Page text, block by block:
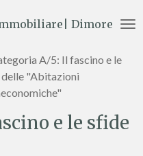
Dimore e
A/5: Il fascino e le
"Abitazioni
e le sfide